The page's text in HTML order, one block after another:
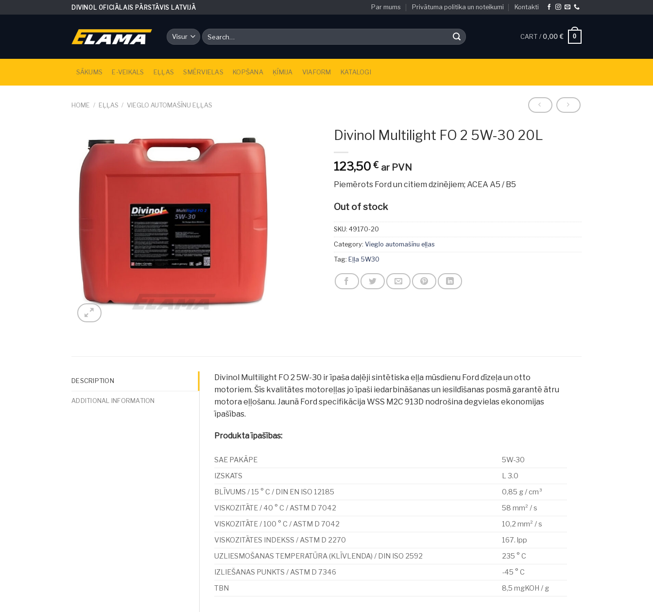
to
DIVINOL OFICIĀLAIS PĀRSTĀVIS LATVIJĀ Par mums Privātuma politika un noteikumi Kontakti
Search
for:
CART / 0,00€ 0
SĀKUMS E-VEIKALS EĻĻAS SMĒRVIELAS KOPŠANA ĶĪMIJA VIAFORM KATALOGI
HOME / EĻĻAS / VIEGLO AUTOMAŠĪNU EĻĻAS
Divinol Multilight FO 2 5W-30 20L
123,50€ ar PVN
Piemērots Ford un citiem dzinējiem; ACEA A5 / B5
Out of stock
SKU: 49170-20
Category: Vieglo automašīnu eļļas
Tag: Eļļa 5W30
DESCRIPTION
ADDITIONAL INFORMATION
Divinol Multilight FO 2 5W-30 ir īpaša daļēji sintētiska eļļa mūsdienu Ford dīzeļa un otto
motoriem. Šīs kvalitātes motoreļļas jo īpaši iedarbināšanas un iesildīšanas posmā garantē ātru
motora eļļošanu. Jaunā Ford specifikācija WSS M2C 913D nodrošina degvielas ekonomijas
īpašības.
Produkta īpašības:
SAE PAKĀPE
5W-30
IZSKATS
L 3.0
BLĪVUMS / 15 ° C / DIN EN ISO 12185
0,85 g / cm³
VISKOZITĀTE / 40 ° C / ASTM D 7042
58 mm² / s
VISKOZITĀTE / 100 ° C / ASTM D 7042
10,2 mm² / s
VISKOZITĀTES INDEKSS / ASTM D 2270
167. lpp
UZLIESMOŠANAS TEMPERATŪRA (KLĪVLENDA) / DIN ISO 2592
235 ° C
IZLIEŠANAS PUNKTS / ASTM D 7346
-45 ° C
TBN
8,5 mgKOH / g